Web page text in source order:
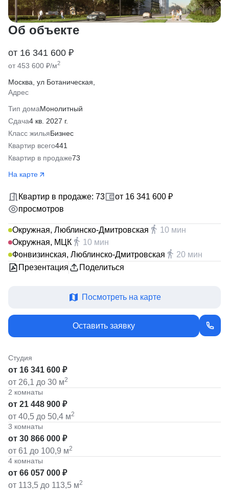
Об объекте
от 16 341 600 ₽
от 453 600 ₽/м2
Москва, ул Ботаническая,
Адрес
Тип домаМонолитный
Сдача4 кв. 2027 г.
Класс жильяБизнес
Квартир всего441
Квартир в продаже73
На карте
Квартир в продаже: 73
от 16 341 600 ₽
просмотров
Окружная, Люблинско-Дмитровская
10 мин
Окружная, МЦК
10 мин
Фонвизинская, Люблинско-Дмитровская
20 мин
Презентация
Поделиться
Посмотреть на карте
Оставить заявку
Студия
от 16 341 600 ₽
от 26,1 до 30 м2
2 комнаты
от 21 448 900 ₽
от 40,5 до 50,4 м2
3 комнаты
от 30 866 000 ₽
от 61 до 100,9 м2
4 комнаты
от 66 057 000 ₽
от 113,5 до 113,5 м2